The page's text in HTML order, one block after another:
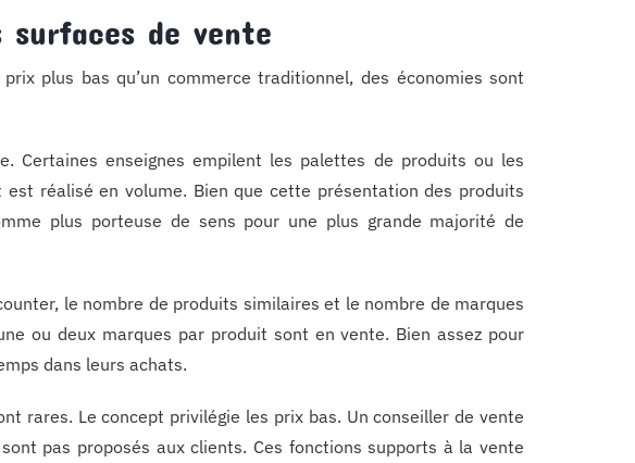
de vente
plus bas qu’un commerce traditionnel, des économies sont
Certaines enseignes empilent les palettes de produits ou les
réalisé en volume. Bien que cette présentation des produits
plus porteuse de sens pour une plus grande majorité de
le nombre de produits similaires et le nombre de marques
ou deux marques par produit sont en vente. Bien assez pour
dans leurs achats.
rares. Le concept privilégie les prix bas. Un conseiller de vente
pas proposés aux clients. Ces fonctions supports à la vente